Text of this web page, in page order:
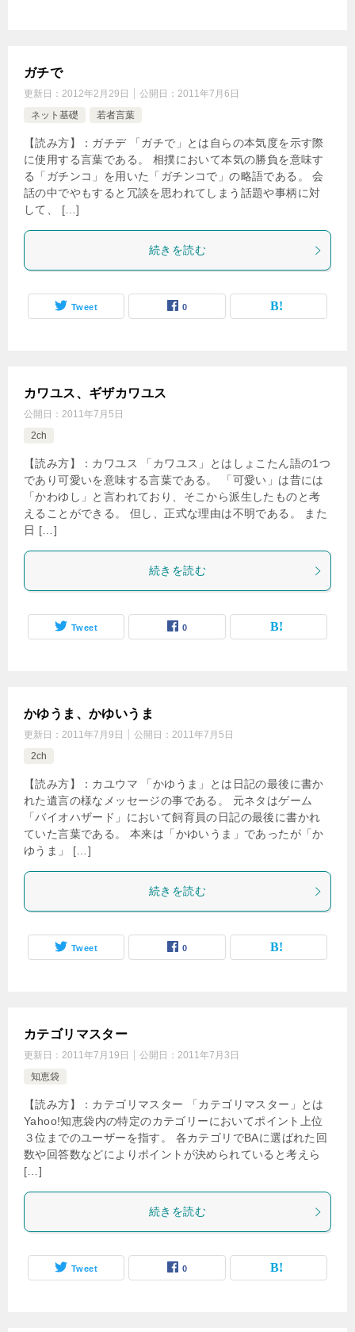
ガチで
更新日： 2012年2月29日 公開日： 2011年7月6日
ネット基礎
若者言葉
【読み方】：ガチデ 「ガチで」とは自らの本気度を示す際
に使用する言葉である。 相撲において本気の勝負を意味す
る「ガチンコ」を用いた「ガチンコで」の略語である。 会
話の中でやもすると冗談を思われてしまう話題や事柄に対
して、 […]
続きを読む
Tweet 0
カワユス、ギザカワユス
公開日： 2011年7月5日
2ch
【読み方】：カワユス 「カワユス」とはしょこたん語の1つ
であり可愛いを意味する言葉である。 「可愛い」は昔には
「かわゆし」と言われており、そこから派生したものと考
えることができる。 但し、正式な理由は不明である。 また
日 […]
続きを読む
Tweet 0
かゆうま、かゆいうま
更新日： 2011年7月9日 公開日： 2011年7月5日
2ch
【読み方】：カユウマ 「かゆうま」とは日記の最後に書か
れた遺言の様なメッセージの事である。 元ネタはゲーム
「バイオハザード」において飼育員の日記の最後に書かれ
ていた言葉である。 本来は「かゆいうま」であったが「か
ゆうま」 […]
続きを読む
Tweet 0
カテゴリマスター
更新日： 2011年7月19日 公開日： 2011年7月3日
知恵袋
【読み方】：カテゴリマスター 「カテゴリマスター」とは
Yahoo!知恵袋内の特定のカテゴリーにおいてポイント上位
３位までのユーザーを指す。 各カテゴリでBAに選ばれた回
数や回答数などによりポイントが決められていると考えら
[…]
続きを読む
Tweet 0